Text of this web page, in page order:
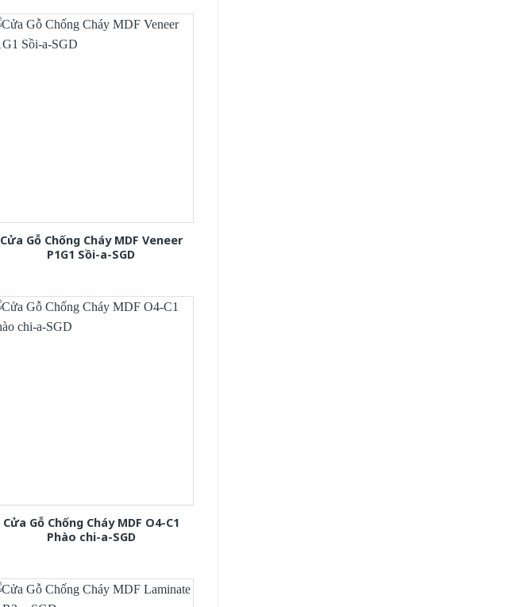
Cửa Gỗ Chống Cháy MDF Veneer
P1G1 Sồi-a-SGD
Cửa Gỗ Chống Cháy MDF O4-C1
Phào chi-a-SGD